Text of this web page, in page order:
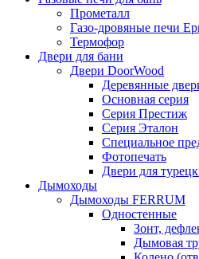
Прометалл
Газо-дровяные печи
Термофор
Двери для бани
Двери DoorWood
Деревянные
Основная серия
Серия Престиж
Серия Эталон
Специальное
Фотопечать
Двери для
Дымоходы
Дымоходы FERRUM
Одностенные
Зонт,
Дымовая